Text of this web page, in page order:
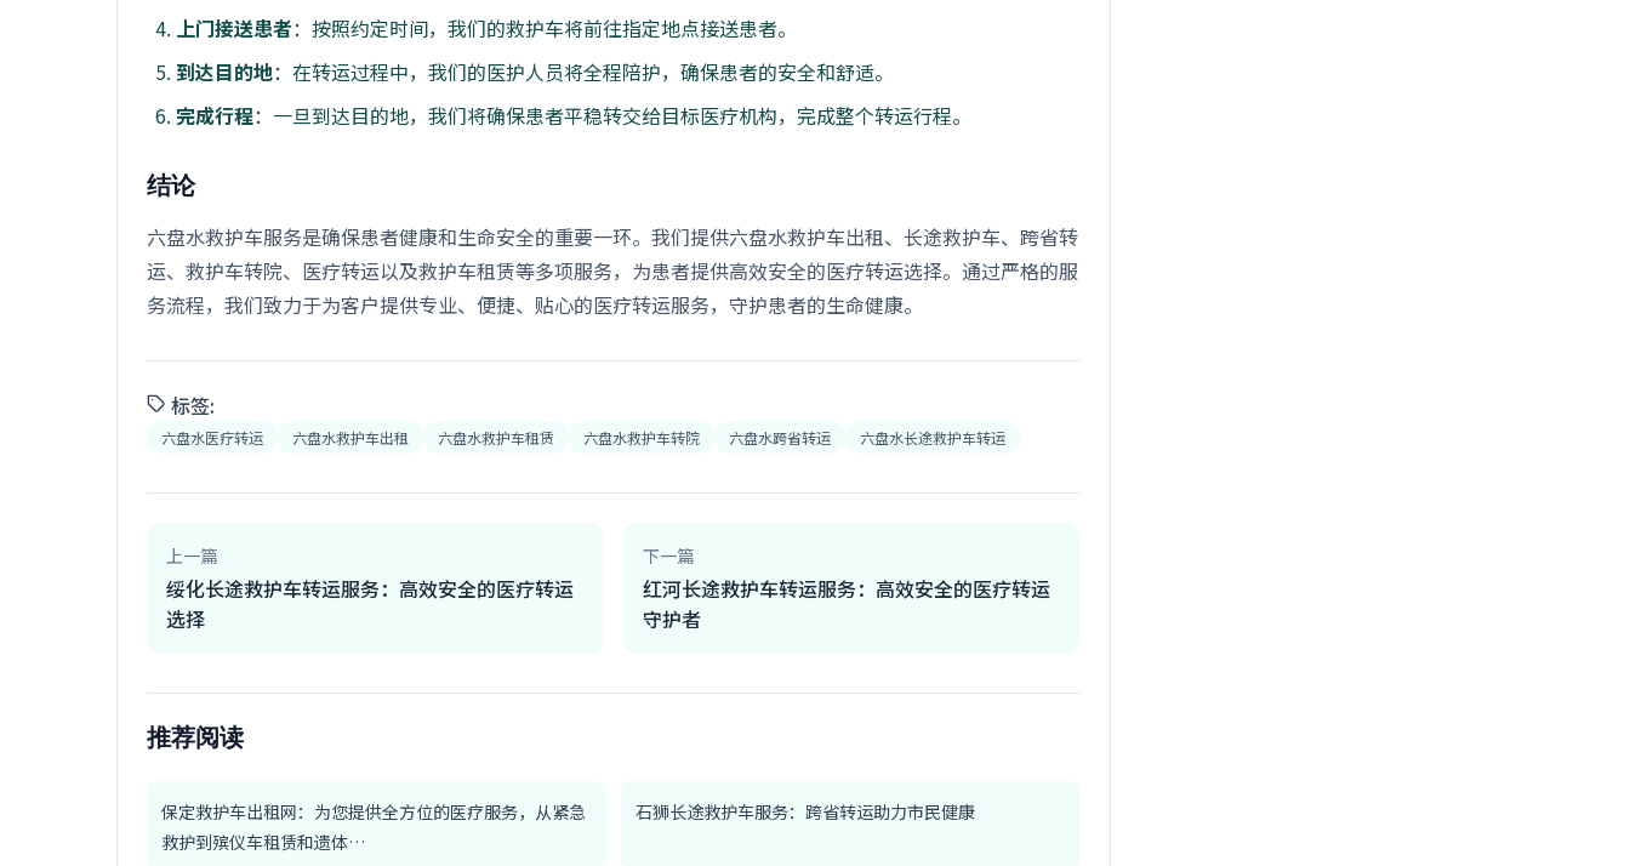
上门接送患者：按照约定时间，我们的救护车将前往指定地点接送患者。
到达目的地：在转运过程中，我们的医护人员将全程陪护，确保患者的安全和舒适。
完成行程：一旦到达目的地，我们将确保患者平稳转交给目标医疗机构，完成整个转运行程。
结论
六盘水救护车服务是确保患者健康和生命安全的重要一环。我们提供六盘水救护车出租、长途救护车、跨省转
运、救护车转院、医疗转运以及救护车租赁等多项服务，为患者提供高效安全的医疗转运选择。通过严格的服
务流程，我们致力于为客户提供专业、便捷、贴心的医疗转运服务，守护患者的生命健康。
标签:
六盘水医疗转运 六盘水救护车出租 六盘水救护车租赁 六盘水救护车转院 六盘水跨省转运 六盘水长途救护车转运
上一篇
绥化长途救护车转运服务：高效安全的医疗转运
选择
下一篇
红河长途救护车转运服务：高效安全的医疗转运
守护者
推荐阅读
保定救护车出租网：为您提供全方位的医疗服务，从紧急
救护到殡仪车租赁和遗体…
石狮长途救护车服务：跨省转运助力市民健康